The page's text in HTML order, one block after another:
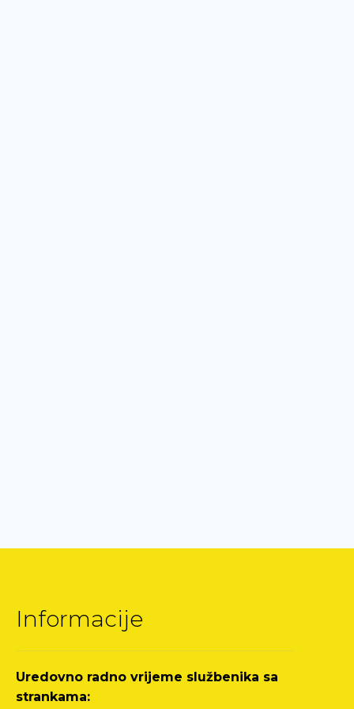
Informacije
Uredovno radno vrijeme službenika sa
strankama: